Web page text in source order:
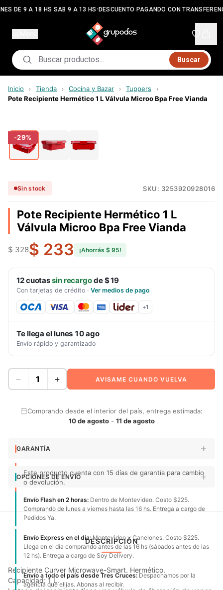
DE 9 A 18 HS SAB 9 A 13 HS• DESCUENTO PAGANDO CON
Buscar
Inicio › Tienda › Cocina y Bazar › Tuppers ›
Pote Recipiente Hermético 1 L Válvula Microo Bpa Free Vianda
-29%
Sin stock SKU: 3253920928016
Pote Recipiente Hermético 1 L
Válvula Microo Bpa Free Vianda
$ 328$ 233 ¡Ahorrás $ 95!
12cuotassin recargode$ 19
Con tarjetas de crédito · Ver medios de pago
+1
Te llega ellunes 10 ago
Envío rápido y garantizado
− + AVISAME CUANDO VUELVA
Comprando desde el interior del país, entrega estimada:
10 de agosto- 11 de agosto
GARANTÍA
Este producto cuenta con 15 días de garantía para cambio
o devolución.
OPCIONES DE ENVÍO
Envío Flash en 2 horas: Dentro de Montevideo. Costo $225.
Comprando de lunes a viernes hasta las 16 hs. Entrega a cargo de
Pedidos Ya.
Envío Express en el día:Montevideo y Canelones. Costo $225.
Llega en el día comprando antes de las 16 hs (sábados antes de las
12 hs). Entrega a cargo de Soy Delivery.
Envío a todo el país desde Tres Cruces: Despachamos por la
agencia que elijas. Abonas al recibir.
DESCRIPCIÓN
Recipiente Curver Microwave-Smart. Hermético.
Capacidad: 1 L.